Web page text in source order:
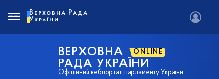
ВЕРХОВНА ONLINE
РАДА УКРАЇНИ
Офіційний вебпортал парламенту України
Верховна Рада
України